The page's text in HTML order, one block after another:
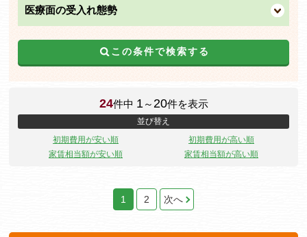
医療面の受入れ態勢
この条件で検索する
24件中 1 ～ 20件を表示
並び替え
初期費用が安い順
初期費用が高い順
家賃相当額が安い順
家賃相当額が高い順
1 2 次へ